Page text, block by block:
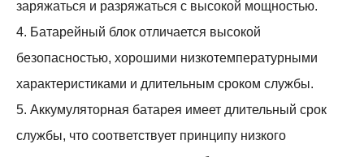
заряжаться и разряжаться с высокой мощностью.
4. Батарейный блок отличается высокой
безопасностью, хорошими низкотемпературными
характеристиками и длительным сроком службы.
5. Аккумуляторная батарея имеет длительный срок
службы, что соответствует принципу низкого